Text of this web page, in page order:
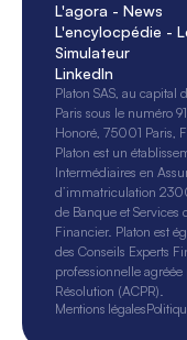
L'agora - News
L'encylocpédie -
Simulateur
LinkedIn
Platon SAS, au capital
Paris sous le numéro
Platon est un
Intermédiaires en
d’immatriculation
de Banque et Services
Financier. Platon est
des Conseils Experts
professionnelle
Résolution (ACPR).
Mentions légales